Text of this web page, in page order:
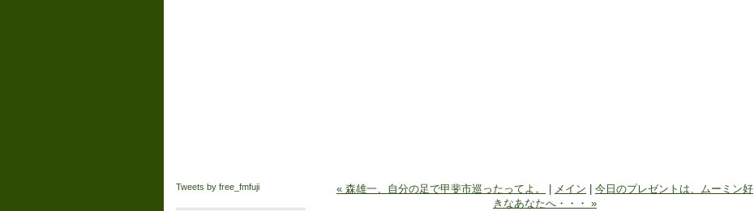
Tweets by free_fmfuji « 森雄一、自分の足で甲斐市巡ったってよ。 メイン
今日のプレゼントは、ムーミン好
きなあなたへ・・・ »